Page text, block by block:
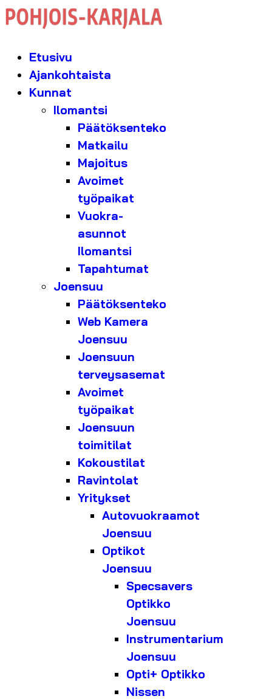
Etusivu
Ajankohtaista
Kunnat
Ilomantsi
Päätöksenteko
Matkailu
Majoitus
Avoimet
työpaikat
Vuokra-
asunnot
Ilomantsi
Tapahtumat
Joensuu
Päätöksenteko
Web Kamera
Joensuu
Joensuun
terveysasemat
Avoimet
työpaikat
Joensuun
toimitilat
Kokoustilat
Ravintolat
Yritykset
Autovuokraamot
Joensuu
Optikot
Joensuu
Specsavers
Optikko
Joensuu
Instrumentarium
Joensuu
Opti+ Optikko
Nissen